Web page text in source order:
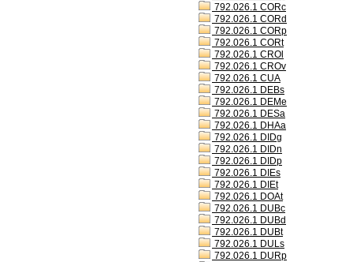
792.026.1 CORc
792.026.1 CORd
792.026.1 CORp
792.026.1 CORt
792.026.1 CROl
792.026.1 CROv
792.026.1 CUA
792.026.1 DEBs
792.026.1 DEMe
792.026.1 DESa
792.026.1 DHAa
792.026.1 DIDg
792.026.1 DIDn
792.026.1 DIDp
792.026.1 DIEs
792.026.1 DIEt
792.026.1 DOAt
792.026.1 DUBc
792.026.1 DUBd
792.026.1 DUBt
792.026.1 DULs
792.026.1 DURp